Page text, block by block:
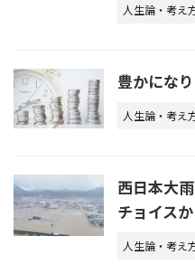
人生論・考え
豊かにな
人生論・考え
西日本大
チョイス
人生論・考え